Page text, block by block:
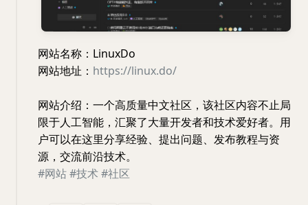
网站名称：LinuxDo
网站地址： https://linux.do/
网站介绍：一个高质量中文社区，该社区内容不止局
限于人工智能，汇聚了大量开发者和技术爱好者。用
户可以在这里分享经验、提出问题、发布教程与资
源，交流前沿技术。
#网站#技术#社区